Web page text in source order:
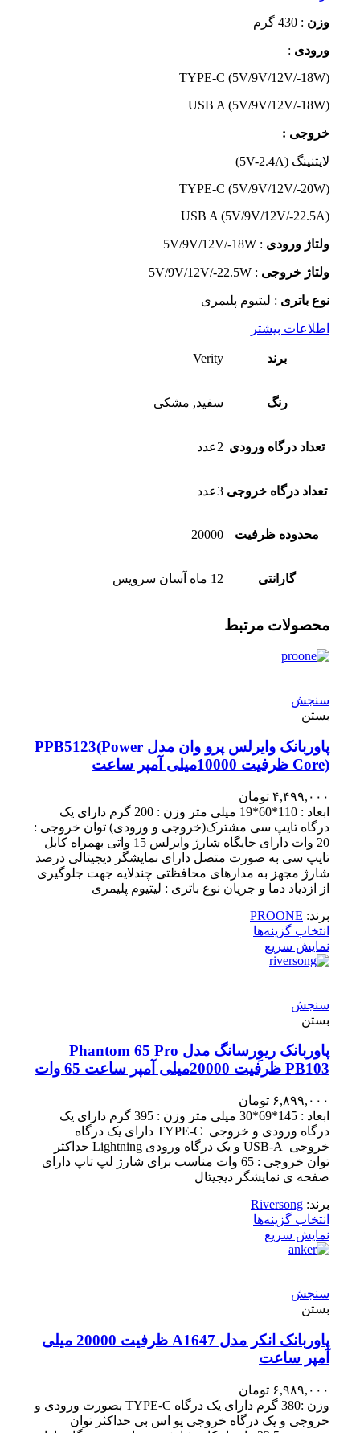
وزن : 430 گرم
ورودی :
TYPE-C (5V/9V/12V/-18W)
USB A (5V/9V/12V/-18W)
خروجی :
لایتنینگ (5V-2.4A)
TYPE-C (5V/9V/12V/-20W)
USB A (5V/9V/12V/-22.5A)
ولتاژ ورودی : 5V/9V/12V/-18W
ولتاژ خروجی : 5V/9V/12V/-22.5W
نوع باتری : لیتیوم پلیمری
اطلاعات بیشتر
برند Verity
رنگ سفید, مشکی
تعداد درگاه ورودی 2عدد
تعداد درگاه خروجی 3عدد
محدوده ظرفیت 20000
گارانتی 12 ماه آسان سرویس
محصولات مرتبط
سنجش
بستن
پاوربانک وایرلس پرو وان مدل PPB5123(Power
Core) ظرفیت 10000میلی آمپر ساعت
۴,۴۹۹,۰۰۰ تومان
ابعاد : 110*60*19 میلی متر وزن : 200 گرم دارای یک
درگاه تایپ سی مشترک(خروجی و ورودی) توان خروجی :
20 وات دارای جایگاه شارژ وایرلس 15 واتی بهمراه کابل
تایپ سی به صورت متصل دارای نمایشگر دیجیتالی درصد
شارژ مجهز به مدارهای محافظتی چندلایه جهت جلوگیری
از ازدیاد دما و جریان نوع باتری : لیتیوم پلیمری
برند: PROONE
انتخاب گزینه‌ها
نمایش سریع
سنجش
بستن
پاوربانک ریوِرسانگ مدل Phantom 65 Pro
PB103 ظرفیت 20000میلی آمپر ساعت 65 وات
۶,۸۹۹,۰۰۰ تومان
ابعاد : 145*69*30 میلی متر وزن : 395 گرم دارای یک
درگاه ورودی و خروجی TYPE-C دارای یک درگاه
خروجی USB-A و یک درگاه ورودی Lightning حداکثر
توان خروجی : 65 وات مناسب برای شارژ لپ تاپ دارای
صفحه ی نمایشگر دیجیتال
برند: Riversong
انتخاب گزینه‌ها
نمایش سریع
سنجش
بستن
پاوربانک انکر مدل A1647 ظرفیت 20000 میلی
آمپر ساعت
۶,۹۸۹,۰۰۰ تومان
وزن :380 گرم دارای یک درگاه TYPE-C بصورت ورودی و
خروجی و یک درگاه خروجی یو اس بی حداکثر توان